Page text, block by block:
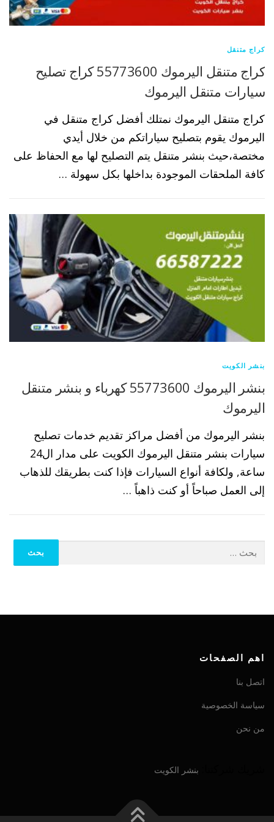
كراج متنقل
كراج متنقل اليرموك 55773600 كراج تصليح
سيارات متنقل اليرموك
كراج متنقل اليرموك نمتلك أفضل كراج متنقل في
اليرموك يقوم بتصليح سياراتكم من خلال أيدي
مختصة،حيث بنشر متنقل يتم التصليح لها مع الحفاظ على
كافة الملحقات الموجودة بداخلها بكل سهولة …
بنشر الكويت
بنشر اليرموك 55773600 كهرباء و بنشر متنقل
اليرموك
بنشر اليرموك من أفضل مراكز تقديم خدمات تصليح
سيارات بنشر متنقل اليرموك الكويت على مدار ال24
ساعة, ولكافة أنواع السيارات فإذا كنت بطريقك للذهاب
إلى العمل صباحاً أو كنت ذاهباً …
اهم الصفحات
اتصل بنا
سياسة الخصوصية
من نحن
بنشر الكويت